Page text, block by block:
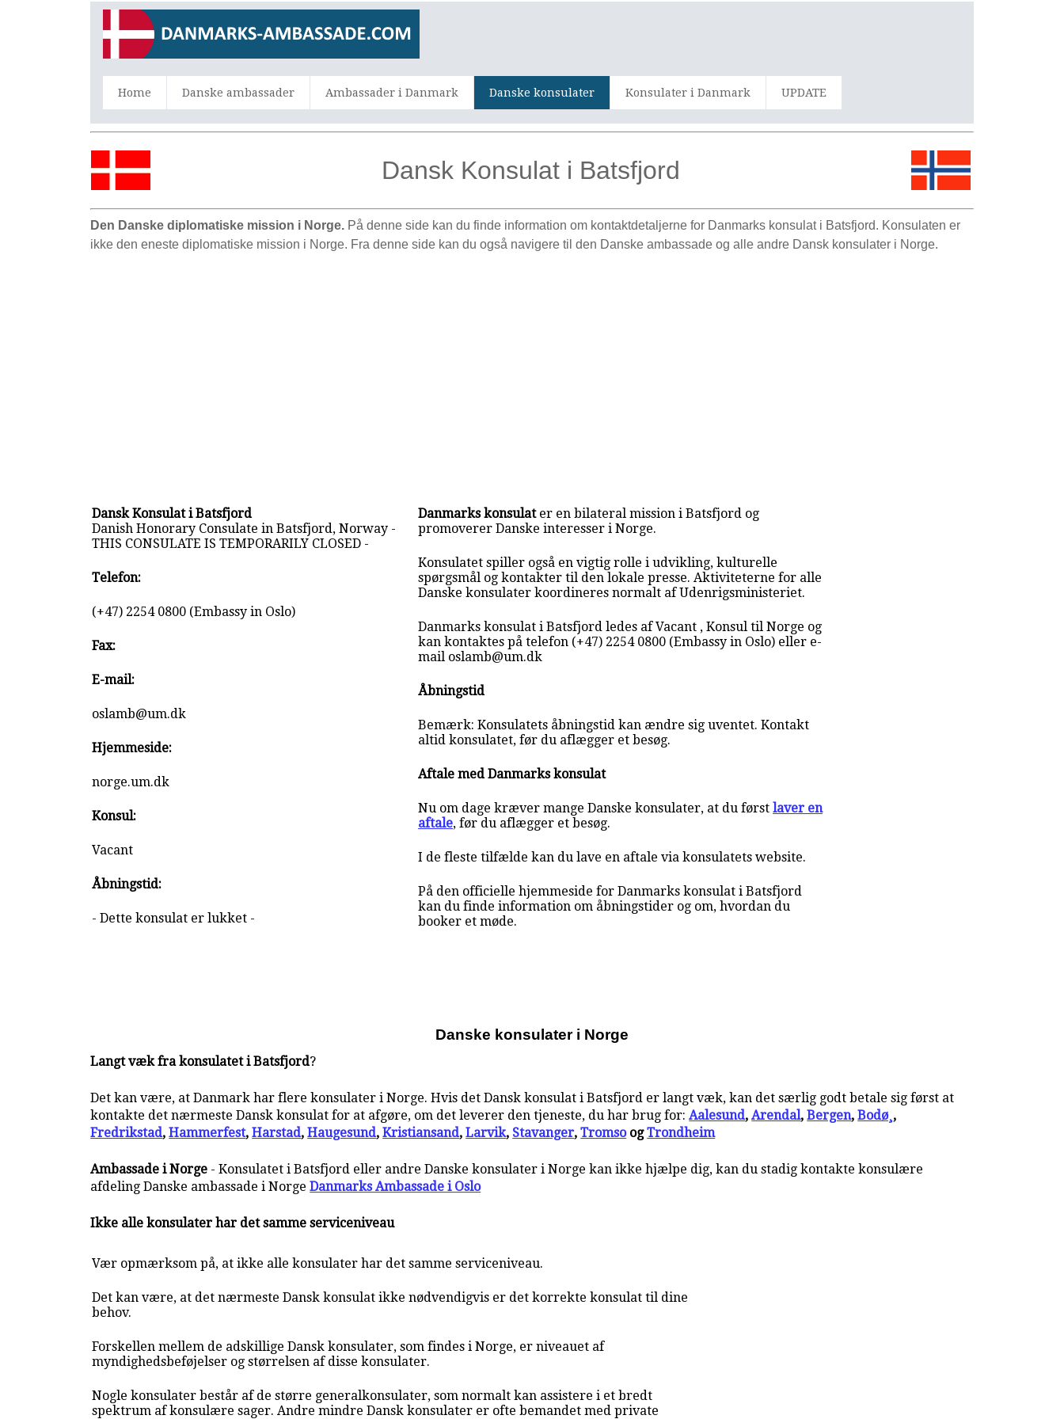
Home Danske ambassader Ambassader i Danmark Danske konsulater Konsulater i Danmark UPDATE
Dansk Konsulat i Batsfjord
Den Danske diplomatiske mission i Norge. På denne side kan du finde information om kontaktdetaljerne for Danmarks konsulat i Batsfjord. Konsulaten er
ikke den eneste diplomatiske mission i Norge. Fra denne side kan du også navigere til den Danske ambassade og alle andre Dansk konsulater i Norge.
Dansk Konsulat i Batsfjord
Danish Honorary Consulate in Batsfjord, Norway -
THIS CONSULATE IS TEMPORARILY CLOSED -
Telefon:
(+47) 2254 0800 (Embassy in Oslo)
Fax:
E-mail:
oslamb@um.dk
Hjemmeside:
norge.um.dk
Konsul:
Vacant
Åbningstid:
- Dette konsulat er lukket -
Danmarks konsulater en bilateral mission i Batsfjord og
promoverer Danske interesser i Norge.
Konsulatet spiller også en vigtig rolle i udvikling, kulturelle
spørgsmål og kontakter til den lokale presse. Aktiviteterne for alle
Danske konsulater koordineres normalt af Udenrigsministeriet.
Danmarks konsulat i Batsfjord ledes af Vacant , Konsul til Norge og
kan kontaktes på telefon (+47) 2254 0800 (Embassy in Oslo) eller e-
mail oslamb@um.dk
Åbningstid
Bemærk: Konsulatets åbningstid kan ændre sig uventet. Kontakt
altid konsulatet, før du aflægger et besøg.
Aftale med Danmarks konsulat
Nu om dage kræver mange Danske konsulater, at du førstlaver en
aftale, før du aflægger et besøg.
I de fleste tilfælde kan du lave en aftale via konsulatets website.
På den officielle hjemmeside for Danmarks konsulat i Batsfjord
kan du finde information om åbningstider og om, hvordan du
booker et møde.
Danske konsulater i Norge
Langt væk fra konsulatet i Batsfjord?
Det kan være, at Danmark har flere konsulater i Norge. Hvis det Dansk konsulat i Batsfjord er langt væk, kan det særlig godt betale sig først at
kontakte det nærmeste Dansk konsulat for at afgøre, om det leverer den tjeneste, du har brug for:Aalesund,Arendal,Bergen,Bodø¸ ,
Fredrikstad,Hammerfest,Harstad,Haugesund,Kristiansand,Larvik, Stavanger,TromsoogTrondheim
Ambassade i Norge - Konsulatet i Batsfjord eller andre Danske konsulater i Norge kan ikke hjælpe dig, kan du stadig kontakte konsulære
afdeling Danske ambassade i Norge Danmarks Ambassade i Oslo
Ikke alle konsulater har det samme serviceniveau
Vær opmærksom på, at ikke alle konsulater har det samme serviceniveau.
Det kan være, at det nærmeste Dansk konsulat ikke nødvendigvis er det korrekte konsulat til dine
behov.
Forskellen mellem de adskillige Dansk konsulater, som findes i Norge, er niveauet af
myndighedsbeføjelser og størrelsen af disse konsulater.
Nogle konsulater består af de større generalkonsulater, som normalt kan assistere i et bredt
spektrum af konsulære sager. Andre mindre Dansk konsulater er ofte bemandet med private